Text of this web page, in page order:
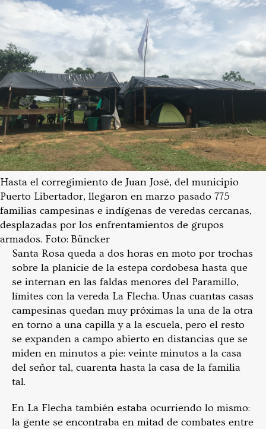
Hasta el corregimiento de Juan José, del municipio
Puerto Libertador, llegaron en marzo pasado 775
familias campesinas e indígenas de veredas cercanas,
desplazadas por los enfrentamientos de grupos
armados. Foto: Büncker
Santa Rosa queda a dos horas en moto por trochas
sobre la planicie de la estepa cordobesa hasta que
se internan en las faldas menores del Paramillo,
límites con la vereda La Flecha. Unas cuantas casas
campesinas quedan muy próximas la una de la otra
en torno a una capilla y a la escuela, pero el resto
se expanden a campo abierto en distancias que se
miden en minutos a pie: veinte minutos a la casa
del señor tal, cuarenta hasta la casa de la familia
tal.
En La Flecha también estaba ocurriendo lo mismo:
la gente se encontraba en mitad de combates entre